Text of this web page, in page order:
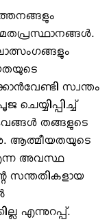
സ്വന്തം
തങ്ങളുടെ
ആത്മീയതയുടെ
അവസ്ഥ
സന്തതികളായ
എന്നുറപ്പ്.